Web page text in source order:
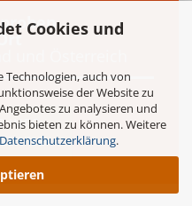
Cookies und
Technologien, auch von
der Website zu
zu analysieren und
bieten zu können. Weitere
Datenschutzerklärung.
und Österreich
INFO